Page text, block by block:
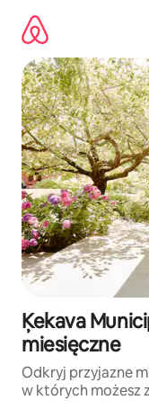
treści
Ķekava
miesięczne
Odkryj przyjazne
w których możesz